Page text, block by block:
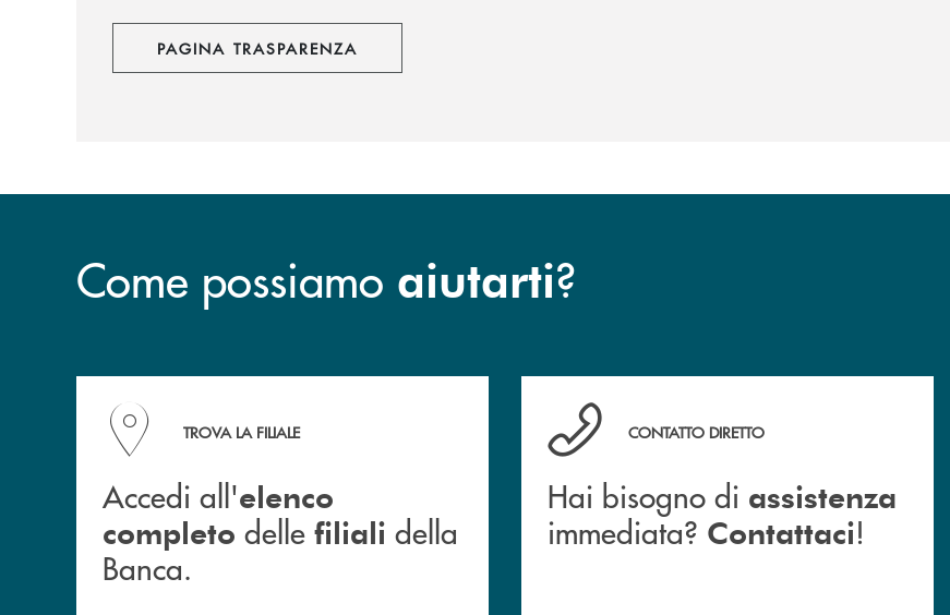
PAGINA TRASPARENZA
Come possiamo aiutarti?
Accedi all' elenco completo delle filiali della Banca.
TROVA LA FILIALE
Accedi all'elenco
completo delle filiali della
Banca.
Hai bisogno di assistenza immediata? Contattaci !
CONTATTO DIRETTO
Hai bisogno di assistenza
immediata? Contattaci!